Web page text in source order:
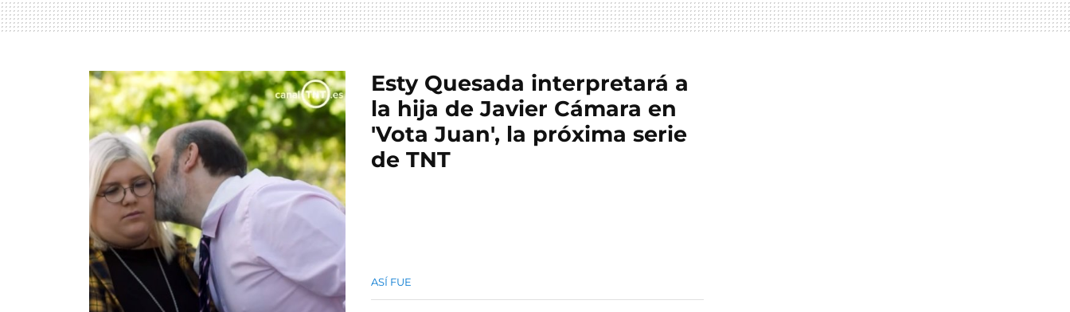
Esty Quesada interpretará a
la hija de Javier Cámara en
'Vota Juan', la próxima serie
de TNT
ASÍ FUE